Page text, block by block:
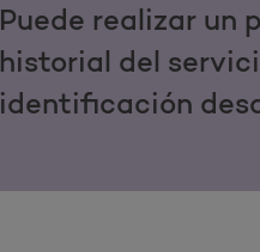
Puede realizar un
historial del
identificación